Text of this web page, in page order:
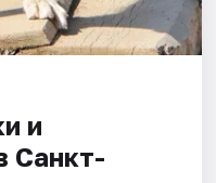
и
Санкт-